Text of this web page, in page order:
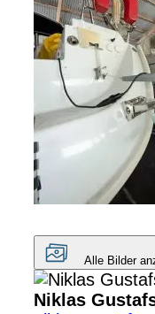
Alle Bilder
Niklas